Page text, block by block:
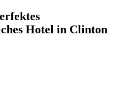
Hotel in Clinton